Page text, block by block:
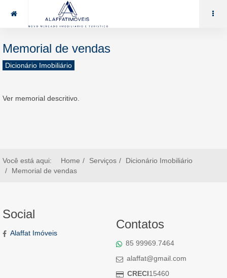
85 99969.7464 alaffat@gmail.com
Memorial de vendas
Dicionário Imobiliário
Ver memorial descritivo.
Você está aqui: Home Serviços
Dicionário Imobiliário
Memorial de vendas
Social
Alaffat Imóveis
Contatos
85 99969.7464
alaffat@gmail.com
CRECI15460